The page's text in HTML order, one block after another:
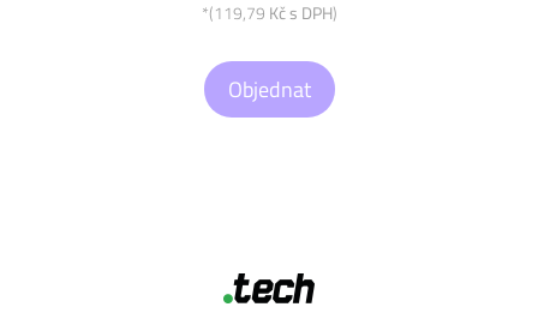
*(119,79 Kč s DPH)
Objednat